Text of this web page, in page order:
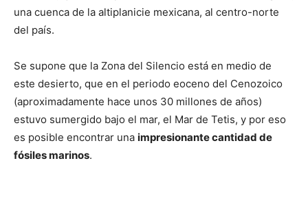
una cuenca de la altiplanicie mexicana, al centro-norte
del país.
Se supone que la Zona del Silencio está en medio de
este desierto, que en el periodo eoceno del Cenozoico
(aproximadamente hace unos 30 millones de años)
estuvo sumergido bajo el mar, el Mar de Tetis, y por eso
es posible encontrar una impresionante cantidad de
fósiles marinos.